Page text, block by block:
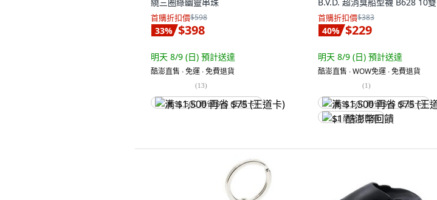
首購折扣價$598
33% $398
明天 8/9 (日) 預計送達
酷澎直售 ∙ 免運 ∙ 免費退貨
(13)
满 $1,500 再省 $75 (王道卡)
首購折扣價$383
40% $229
明天 8/9 (日) 預計送達
酷澎直售 ∙ WOW免運 ∙ 免費退貨
(1)
满 $1,500 再省 $75 (王道卡)
$1 酷澎幣回饋